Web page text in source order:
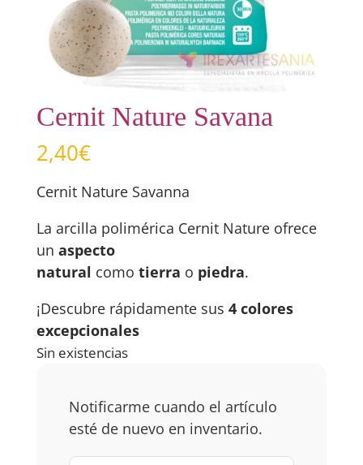
Cernit Nature Savana
2,40€
Cernit Nature Savanna
La arcilla polimérica Cernit Nature ofrece
un aspecto
natural como tierra o piedra.
¡Descubre rápidamente sus 4 colores
excepcionales
Sin existencias
Notificarme cuando el artículo
esté de nuevo en inventario.